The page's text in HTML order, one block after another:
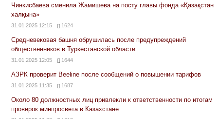
Чинкисбаева сменила Жамишева на посту главы фонда «Қазақстан
халқына»
31.01.2025 12:15 1624
Средневековая башня обрушилась после предупреждений
общественников в Туркестанской области
31.01.2025 12:05 1644
АЗРК проверит Beeline после сообщений о повышении тарифов
31.01.2025 11:35 1687
Около 80 должностных лиц привлекли к ответственности по итогам
проверок минпросвета в Казахстане